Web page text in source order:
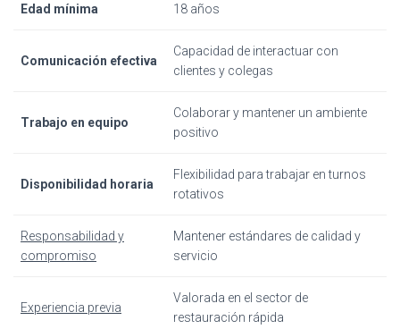
Edad mínima 18 años
Comunicación efectiva
Capacidad de interactuar con
clientes y colegas
Trabajo en equipo
Colaborar y mantener un ambiente
positivo
Disponibilidad horaria
Flexibilidad para trabajar en turnos
rotativos
Responsabilidad y
compromiso
Mantener estándares de calidad y
servicio
Experiencia previa
Valorada en el sector de
restauración rápida